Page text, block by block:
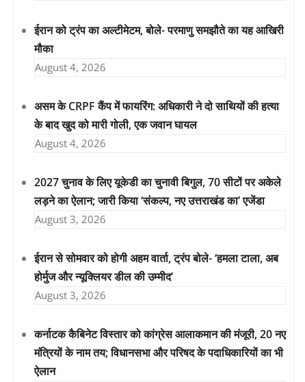
ईरान को ट्रंप का अल्टीमेटम, बोले- परमाणु समझौते का यह आखिरी
मौका
August 4, 2026
असम के CRPF कैंप में फायरिंग: अधिकारी ने दो साथियों की हत्या
के बाद खुद को मारी गोली, एक जवान घायल
August 4, 2026
2027 चुनाव के लिए यूकेडी का चुनावी बिगुल, 70 सीटों पर अकेले
लड़ने का ऐलान; जारी किया ‘संकल्प, नए उत्तराखंड का’ एजेंडा
August 3, 2026
ईरान से सोमवार को होगी अहम वार्ता, ट्रंप बोले- ‘हमला टाला, अब
होर्मुज और न्यूक्लियर डील की उम्मीद’
August 3, 2026
कर्नाटक कैबिनेट विस्तार को कांग्रेस आलाकमान की मंजूरी, 20 नए
मंत्रियों के नाम तय; विधानसभा और परिषद के पदाधिकारियों का भी
ऐलान